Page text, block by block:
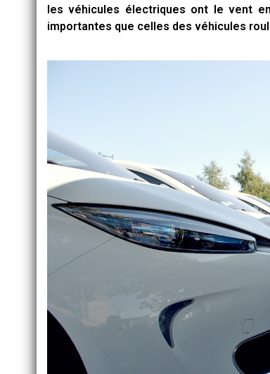
les véhicules électriques ont le vent
importantes que celles des véhicules